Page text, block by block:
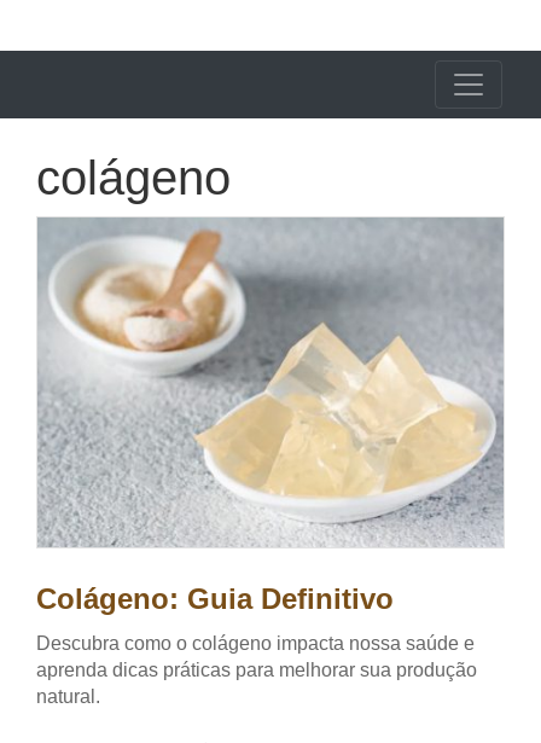
colágeno
Colágeno: Guia Definitivo
Descubra como o colágeno impacta nossa saúde e
aprenda dicas práticas para melhorar sua produção
natural.